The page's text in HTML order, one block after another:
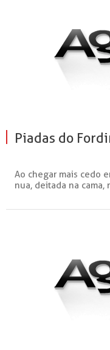
Piadas do
Ao chegar mais cedo
nua, deitada na